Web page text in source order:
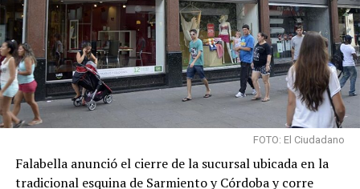
FOTO: El Ciudadano
Falabella anunció el cierre de la sucursal ubicada en la
tradicional esquina de Sarmiento y Córdoba y corre